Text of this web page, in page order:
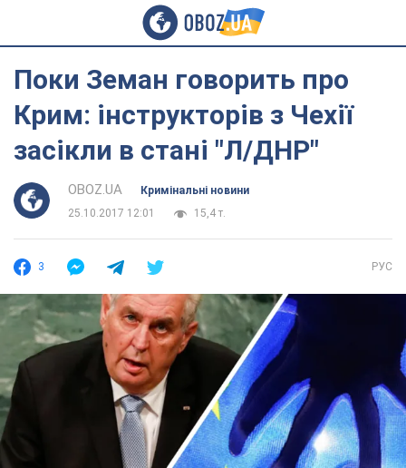
Поки Земан говорить про
Крим: інструкторів з Чехії
засікли в стані "Л/ДНР"
OBOZ.UA
Кримінальні новини
25.10.2017 12:01
15,4 т.
3 РУС